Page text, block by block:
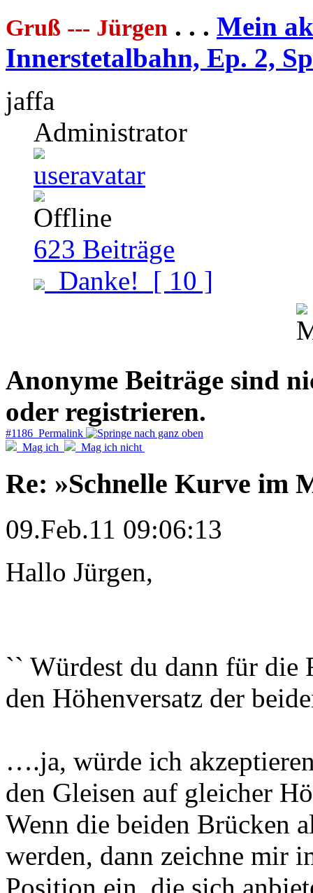
Gruß --- Jürgen . . . Mein
Innerstetalbahn, Ep. 2,
jaffa
Administrator
623 Beiträge
Danke! [ 10 ]
Anonyme Beiträge sind
oder registrieren.
#1186 Permalink
Mag ich
Mag ich nicht
Re: »Schnelle Kurve im
09.Feb.11 09:06:13
Hallo Jürgen,
`` Würdest du dann für die
den Höhenversatz der
….ja, würde ich
den Gleisen auf gleicher
Wenn die beiden Brücken
werden, dann zeichne mir
Position ein, die sich